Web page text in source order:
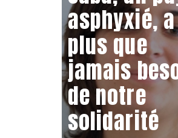
asphyxié, a
plus que
jamais
de notre
solidarité